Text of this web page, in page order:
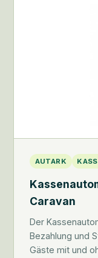
AUTARK
Caravan
Der
Bezahlung und
Gäste mit und